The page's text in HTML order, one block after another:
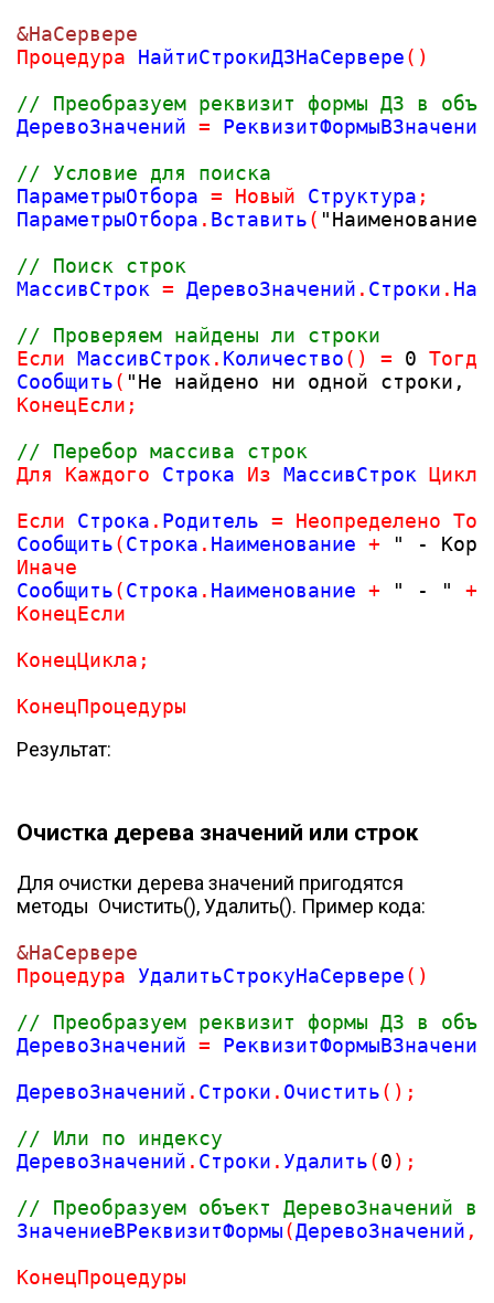
&НаСервере
Процедура НайтиСтрокиДЗНаСервере( )
// Преобразуем реквизит формы ДЗ в
ДеревоЗначений = РеквизитФормыВЗначение
// Условие для поиска
ПараметрыОтбора = Новый Структура ;
ПараметрыОтбора . Вставить( "Наименование"
// Поиск строк
МассивСтрок = ДеревоЗначений . Строки .
// Проверяем найдены ли строки
Если МассивСтрок . Количество( ) = 0 Тогда
Сообщить( "Не найдено ни одной строки,
КонецЕсли ;
// Перебор массива строк
Для
Каждого Строка Из МассивСтрок Цикл
Если Строка . Родитель = Неопределено
Сообщить(Строка . Наименование +
" -
Иначе
Сообщить(Строка . Наименование + " - " +
КонецЕсли
КонецЦикла
КонецПроцедуры
Результат:
Очистка дерева значений или строк
Для очистки дерева значений пригодятся
методы Очистить(), Удалить(). Пример кода:
&НаСервере
Процедура УдалитьСтрокуНаСервере(
// Преобразуем реквизит формы ДЗ в
ДеревоЗначений = РеквизитФормыВЗначение
ДеревоЗначений . Строки . Очистить( ) ;
// Или по индексу
ДеревоЗначений . Строки . Удалить(0) ;
// Преобразуем объект ДеревоЗначений в
ЗначениеВРеквизитФормы(ДеревоЗначений ,
КонецПроцедуры